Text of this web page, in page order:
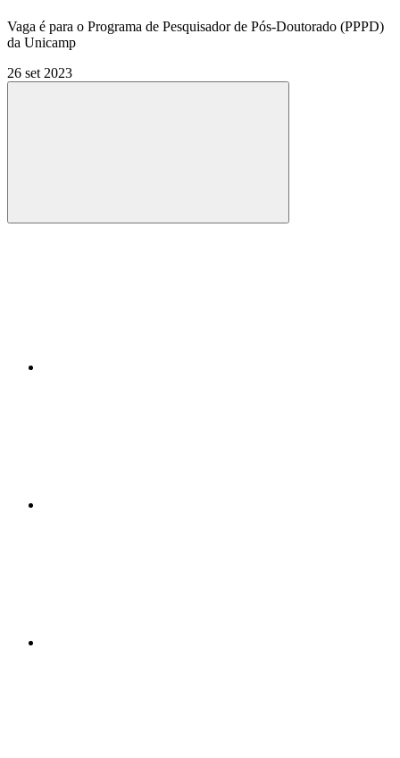
Vaga é para o Programa de Pesquisador de Pós-Doutorado (PPPD)
da Unicamp
26 set 2023
Compartilhar